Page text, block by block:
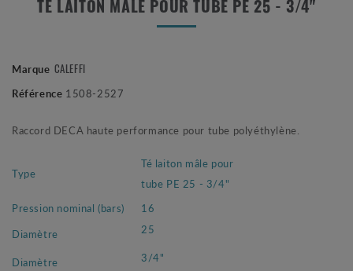
TÉ LAITON MÂLE POUR TUBE PE 25 - 3/4"
Marque CALEFFI
Référence 1508-2527
Raccord DECA haute performance pour tube polyéthylène.
Type
Té laiton mâle pour
tube PE 25 - 3/4"
Pression nominal (bars)
16
Diamètre
25
Diamètre 3/4"